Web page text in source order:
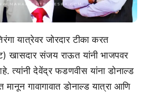
यात्रेवर जोरदार टीका करत
खासदार संजय राऊत यांनी भाजपवर
त्यांनी देवेंद्र फडणवीस यांना डोनाल्ड
गावागावात डोनाल्ड यात्रा आणि